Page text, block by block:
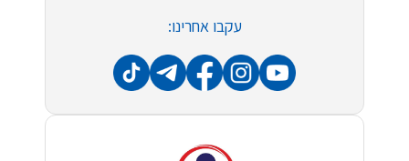
עקבו אחרינו: